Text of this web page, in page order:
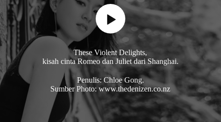
These Violent Delights,
kisah cinta Romeo dan Juliet dari Shanghai.
Penulis: Chloe Gong.
Sumber Photo: www.thedenizen.co.nz